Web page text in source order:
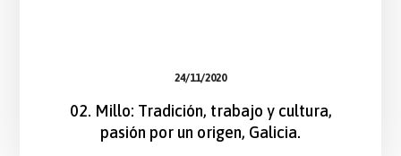
24/11/2020
02. Millo: Tradición, trabajo y cultura,
pasión por un origen, Galicia.